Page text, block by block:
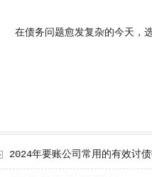
在债务问题愈发复杂的今天，选
2024年要账公司常用的有效讨